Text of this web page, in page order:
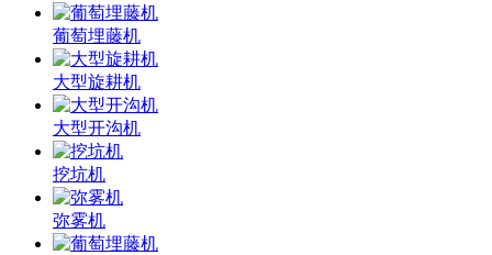
葡萄埋藤机
大型旋耕机
大型开沟机
挖坑机
弥雾机